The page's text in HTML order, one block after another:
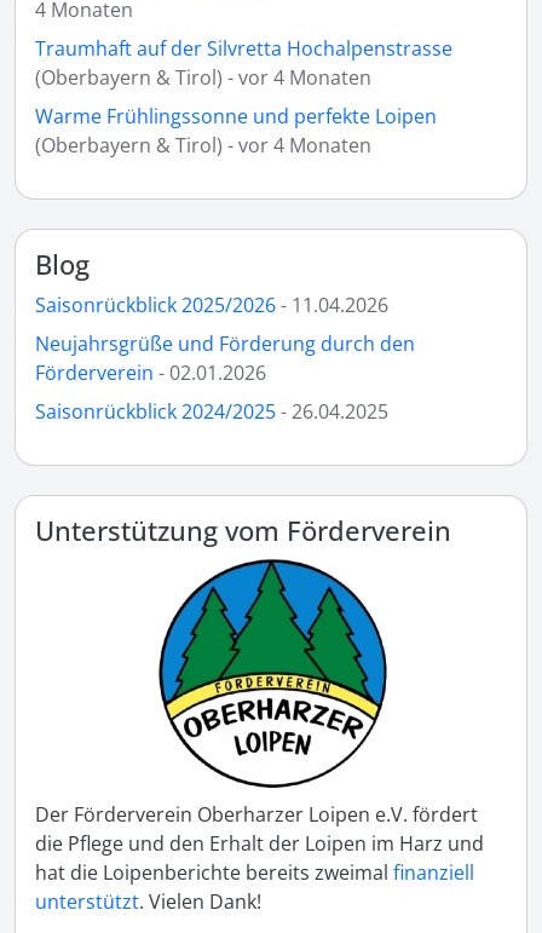
4 Monaten
Traumhaft auf der Silvretta Hochalpenstrasse
(Oberbayern & Tirol) - vor 4 Monaten
Warme Frühlingssonne und perfekte Loipen
(Oberbayern & Tirol) - vor 4 Monaten
Blog
Saisonrückblick 2025/2026- 11.04.2026
Neujahrsgrüße und Förderung durch den
Förderverein - 02.01.2026
Saisonrückblick 2024/2025- 26.04.2025
Unterstützung vom Förderverein
Der Förderverein Oberharzer Loipen e.V. fördert
die Pflege und den Erhalt der Loipen im Harz und
hat die Loipenberichte bereits zweimal finanziell
unterstützt. Vielen Dank!